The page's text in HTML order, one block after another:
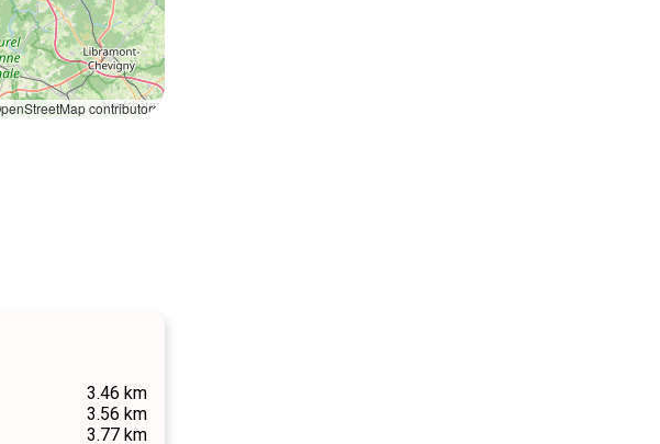
contributors
3.46 km
3.56 km
3.77 km